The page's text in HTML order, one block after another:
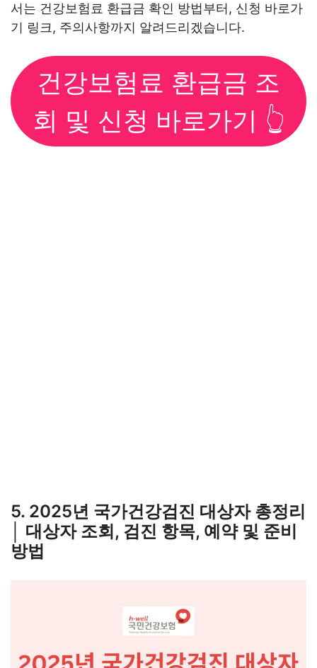
서는 건강보험료 환급금 확인 방법부터, 신청 바로가
기 링크, 주의사항까지 알려드리겠습니다.
건강보험료 환급금 조
회 및 신청 바로가기 👆
5. 2025년 국가건강검진 대상자 총정리
│ 대상자 조회, 검진 항목, 예약 및 준비
방법